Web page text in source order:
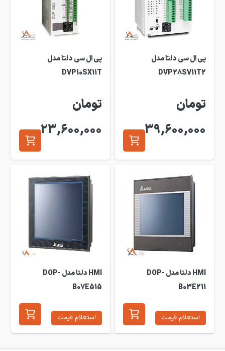
پی ال سی دلتا مدل
DVP28SV11T2
تومان
39,600,000
پی ال سی دلتا مدل
DVP10SX11T
تومان
23,600,000
HMI دلتا مدل DOP-
B03E211
استعلام قیمت
HMI دلتا مدل DOP-
B07E515
استعلام قیمت